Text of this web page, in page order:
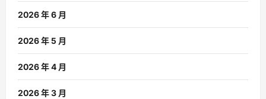
2026 年 6 月
2026 年 5 月
2026 年 4 月
2026 年 3 月